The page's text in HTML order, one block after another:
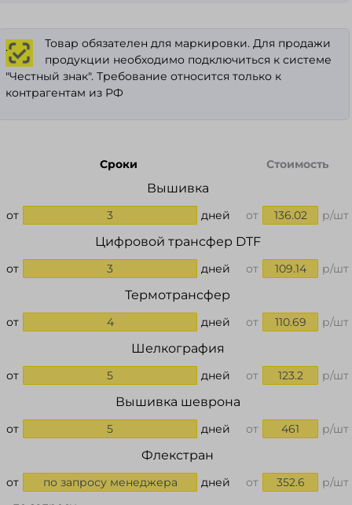
.
Товар обязателен для маркировки. Для продажи
продукции необходимо подключиться к системе
"Честный знак". Требование относится только к
контрагентам из РФ
Сроки Стоимость
Вышивка
от 3 дней от 136.02 р/шт
Цифровой трансфер DTF
от 3 дней от 109.14 р/шт
Термотрансфер
от 4 дней от 110.69 р/шт
Шелкография
от 5 дней от 123.2 р/шт
Вышивка шеврона
от 5 дней от 461 р/шт
Флекстран
от по запросу менеджера дней от 352.6
р/шт